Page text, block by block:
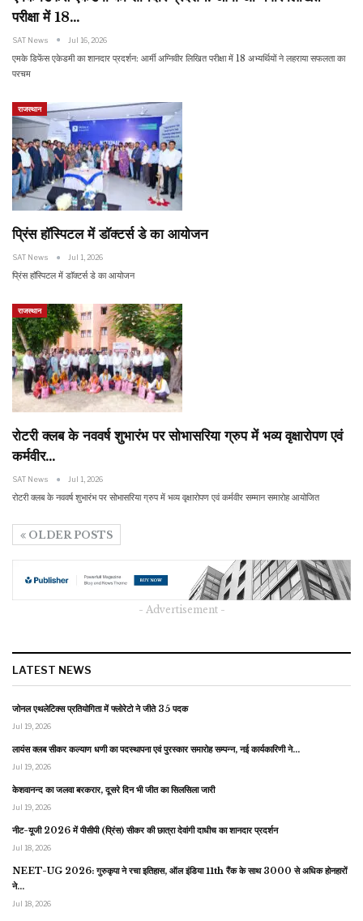
परीक्षा में 18…
SAT News Jul 16, 2026
एमके डिफेंस एकेडमी का शानदार प्रदर्शन: आर्मी अग्निवीर लिखित परीक्षा में 18 अभ्यर्थियों ने लहराया सफलता का
परचम
राजस्थान
प्रिंस हाॅस्पिटल में डाॅक्टर्स डे का आयोजन
SAT News Jul 1, 2026
प्रिंस हाॅस्पिटल में डाॅक्टर्स डे का आयोजन
राजस्थान
रोटरी क्लब के नववर्ष शुभारंभ पर सोभासरिया ग्रुप में भव्य वृक्षारोपण एवं
कर्मवीर…
SAT News Jul 1, 2026
रोटरी क्लब के नववर्ष शुभारंभ पर सोभासरिया ग्रुप में भव्य वृक्षारोपण एवं कर्मवीर सम्मान समारोह आयोजित
OLDER POSTS
- Advertisement -
LATEST NEWS
जोनल एथलेटिक्स प्रतियोगिता में फ्लोरेटो ने जीते 35 पदक
Jul 19, 2026
लायंस क्लब सीकर कल्याण धणी का पदस्थापना एवं पुरस्कार समारोह सम्पन्न, नई कार्यकारिणी ने…
Jul 19, 2026
केशवानन्द का जलवा बरकरार, दूसरे दिन भी जीत का सिलसिला जारी
Jul 19, 2026
नीट-यूजी 2026 में पीसीपी (प्रिंस) सीकर की छात्रा देवांगी दाधीच का शानदार प्रदर्शन
Jul 18, 2026
NEET-UG 2026: गुरुकृपा ने रचा इतिहास, ऑल इंडिया 11th रैंक के साथ 3000 से अधिक होनहारों
ने…
Jul 18, 2026